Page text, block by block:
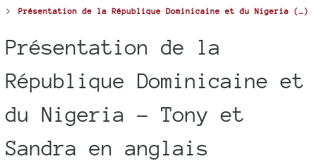
> Présentation de la République Dominicaine et du Nigeria (…)
Présentation de la
République Dominicaine et
du Nigeria - Tony et
Sandra en anglais